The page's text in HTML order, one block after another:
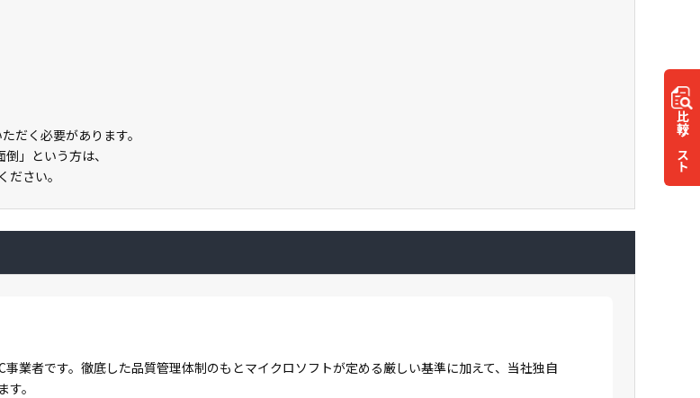
比較
リスト
だく必要があります。
」という方は、
さい。
業者です。徹底した品質管理体制のもとマイクロソフトが定める厳しい基準に加えて、当社独自
。